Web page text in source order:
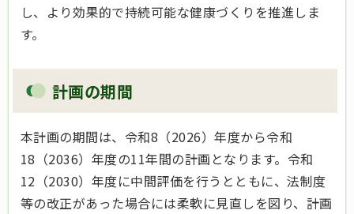
し、より効果的で持続可能な健康づくりを推進しま
す。
計画の期間
本計画の期間は、令和8（2026）年度から令和
18（2036）年度の11年間の計画となります。令和
12（2030）年度に中間評価を行うとともに、法制度
等の改正があった場合には柔軟に見直しを図り、計画